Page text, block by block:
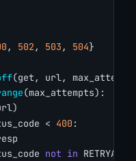
, 502 , 503 , 504}
(get, url,
(max_attempts):
< 400 :
not in